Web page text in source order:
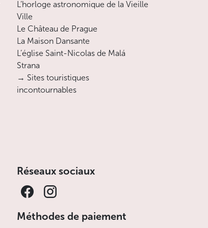
L’horloge astronomique de la Vieille
Ville
Le Château de Prague
La Maison Dansante
L’église Saint-Nicolas de Malá
Strana
→ Sites touristiques
incontournables
Réseaux sociaux
Méthodes de paiement